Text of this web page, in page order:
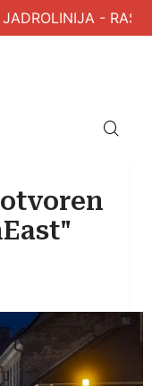
JADROLINIJA -